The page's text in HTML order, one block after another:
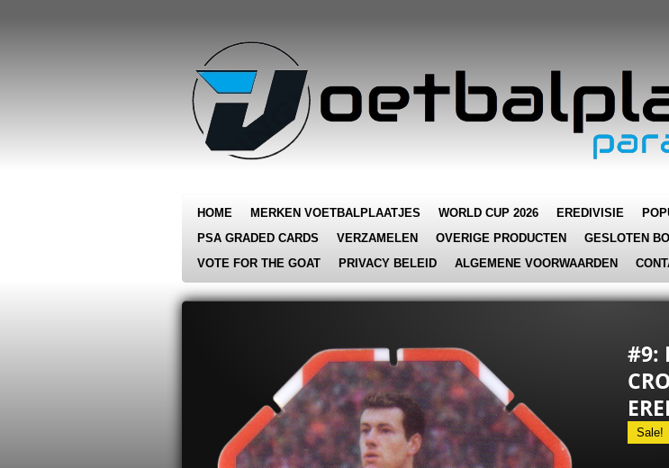
HOME MERKEN VOETBALPLAATJES WORLD CUP 2026 EREDIVISIE
PSA GRADED CARDS
VERZAMELEN OVERIGE PRODUCTEN GESLOTEN
VOTE FOR THE GOAT
PRIVACY BELEID ALGEMENE VOORWAARDEN
#9:
Sale!